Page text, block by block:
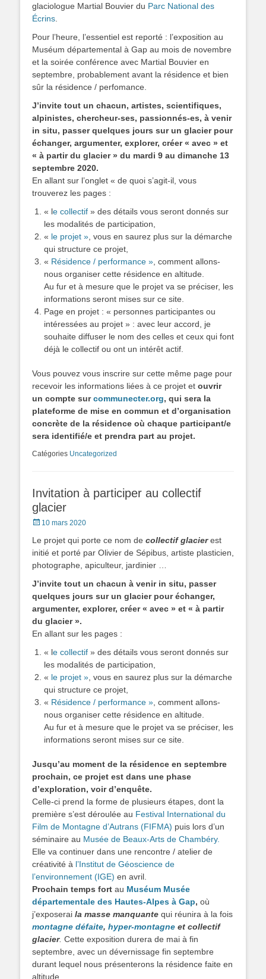
glaciologue Martial Bouvier du Parc National des
Écrins
Pour l’heure, l’essentiel est reporté : l’exposition au
Muséum départemental à Gap au mois de novembre
et la soirée conférence avec Martial Bouvier en
septembre, probablement avant la résidence et bien
sûr la résidence / perfomance.
J’invite tout un chacun, artistes, scientifiques,
alpinistes, chercheur-ses, passionnés-es, à venir
in situ, passer quelques jours sur un glacier pour
échanger, argumenter, explorer, créer « avec » et
« à partir du glacier » du mardi 9 au dimanche 13
septembre 2020.
En allant sur l’onglet « de quoi s’agit-il, vous
trouverez les pages :
« le collectif » des détails vous seront donnés sur
les modalités de participation,
« le projet » , vous en saurez plus sur la démarche
qui structure ce projet,
« Résidence / performance » , comment allons-
nous organiser cette résidence en altitude.
Au fur et à mesure que le projet va se préciser, les
informations seront mises sur ce site.
Page en projet : « personnes participantes ou
intéressées au projet » : avec leur accord, je
souhaite diffuser le nom des celles et ceux qui font
déjà le collectif ou ont un intérêt actif.
Vous pouvez vous inscrire sur cette même page pour
recevoir les informations liées à ce projet et ouvrir
un compte surcommunecter.org, qui sera la
plateforme de mise en commun et d’organisation
concrète de la résidence où chaque participant/e
sera identifié/e et prendra part au projet.
Catégories Uncategorized
Invitation à participer au collectif
glacier
Posted
10 mars 2020
Le projet qui porte ce nom de collectif glacierest
initié et porté par Olivier de Sépibus, artiste plasticien,
photographe, apiculteur, jardinier …
J’invite tout un chacun à venir in situ, passer
quelques jours sur un glacier pour échanger,
argumenter, explorer, créer « avec » et « à partir
du glacier ».
En allant sur les pages :
« le collectif » des détails vous seront donnés sur
les modalités de participation,
« le projet » , vous en saurez plus sur la démarche
qui structure ce projet,
« Résidence / performance » , comment allons-
nous organiser cette résidence en altitude.
Au fur et à mesure que le projet va se préciser, les
informations seront mises sur ce site.
Jusqu’au moment de la résidence en septembre
prochain, ce projet est dans une phase
d’exploration, voir d’enquête.
Celle-ci prend la forme de plusieurs étapes, dont la
première s’est déroulée au Festival International du
Film de Montagne d’Autrans (FIFMA) puis lors d’un
séminaire au Musée de Beaux-Arts de Chambéry.
Elle va continuer dans une rencontre / atelier de
créativité à l’Institut de Géoscience de
l’environnement (IGE) en avril.
Prochain temps fort au Muséum Musée
départementale des Hautes-Alpes à Gap, où
j’exposerai la masse manquante qui réunira à la fois
montagne défaite, hyper-montagne et collectif
glacier. Cette exposition durera de mai à fin
septembre, avec un dévernissage fin septembre
durant lequel nous présenterons la résidence faite en
altitude.